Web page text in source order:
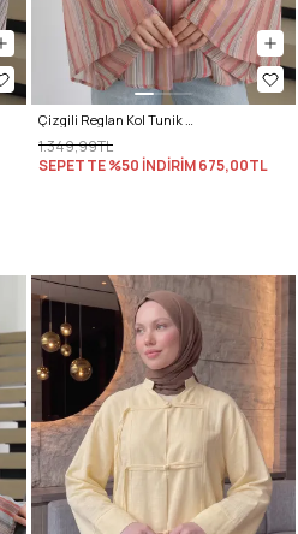
Çizgili Reglan Kol Tunik 260203 - NAR ÇİÇEĞİ
1.349,99TL
SEPETTE %50 İNDİRİM675,00TL